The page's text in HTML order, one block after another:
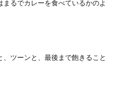
るでカレーを食べているかのよ
ツーンと、最後まで飽きること